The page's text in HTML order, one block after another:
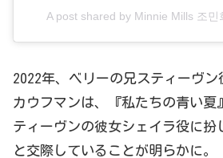
A post shared by Minnie Mills 조
2022年、ベリーの兄スティーヴン
カウフマンは、『私たちの青い夏
ティーヴンの彼女シェイラ役に扮
と交際していることが明らかに。